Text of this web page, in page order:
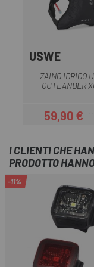
USWE
ZAINO IDRICO
OUTLANDER
59,90 €
I CLIENTI CHE
PRODOTTO
-11%